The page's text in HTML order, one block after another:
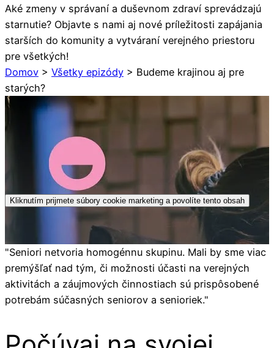
Aké zmeny v správaní a duševnom zdraví sprevádzajú
starnutie? Objavte s nami aj nové príležitosti zapájania
starších do komunity a vytváraní verejného priestoru
pre všetkých!
Domov > Všetky epizódy > Budeme krajinou aj pre
starých?
Kliknutím prijmete súbory cookie marketing a povolíte tento obsah
"Seniori netvoria homogénnu skupinu. Mali by sme viac
premýšľať nad tým, či možnosti účasti na verejných
aktivitách a záujmových činnostiach sú prispôsobené
potrebám súčasných seniorov a senioriek."